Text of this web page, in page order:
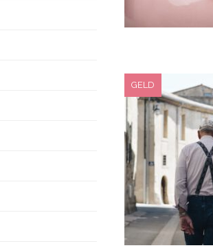
GELD